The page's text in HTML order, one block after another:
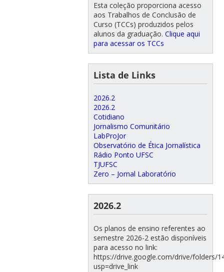
Esta coleção proporciona acesso
aos Trabalhos de Conclusão de
Curso (TCCs) produzidos pelos
alunos da graduação. Clique aqui
para acessar os TCCs
Lista de Links
2026.2
2026.2
Cotidiano
Jornalismo Comunitário
LabProJor
Observatório de Ética Jornalística
Rádio Ponto UFSC
TJUFSC
Zero – Jornal Laboratório
2026.2
Os planos de ensino referentes ao
semestre 2026-2 estão disponíveis
para acesso no link:
https://drive.google.com/drive/folders/
usp=drive_link